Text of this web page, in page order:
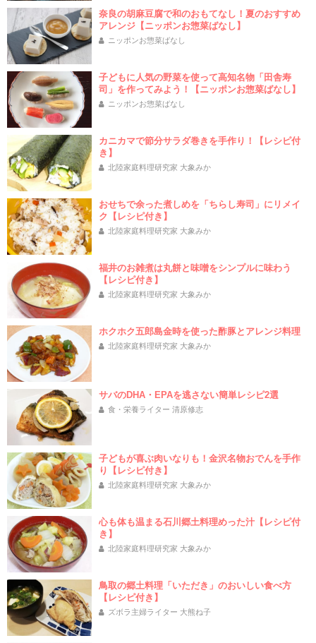
奈良の胡麻豆腐で和のおもてなし！夏のおすすめ
アレンジ【ニッポンお惣菜ばなし】
ニッポンお惣菜ばなし
子どもに人気の野菜を使って高知名物「田舎寿
司」を作ってみよう！【ニッポンお惣菜ばなし】
ニッポンお惣菜ばなし
カニカマで節分サラダ巻きを手作り！【レシピ付
き】
北陸家庭料理研究家 大象みか
おせちで余った煮しめを「ちらし寿司」にリメイ
ク【レシピ付き】
北陸家庭料理研究家 大象みか
福井のお雑煮は丸餅と味噌をシンプルに味わう
【レシピ付き】
北陸家庭料理研究家 大象みか
ホクホク五郎島金時を使った酢豚とアレンジ料理
北陸家庭料理研究家 大象みか
サバのDHA・EPAを逃さない簡単レシピ2選
食・栄養ライター 清原修志
子どもが喜ぶ肉いなりも！金沢名物おでんを手作
り【レシピ付き】
北陸家庭料理研究家 大象みか
心も体も温まる石川郷土料理めった汁【レシピ付
き】
北陸家庭料理研究家 大象みか
鳥取の郷土料理「いただき」のおいしい食べ方
【レシピ付き】
ズボラ主婦ライター 大熊ね子